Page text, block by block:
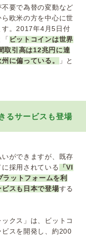
要で為替の変動など
欧米の方を中心に世
す。2017年4月5日付
ビットコインは世界
取引高は12兆円に達
に偏っている。
」と
るサービスも登場
ができますが、既存
採用されている
「VI
ットフォームを利
スも日本で登場する
クス」は、ビットコ
スを開発し、約200